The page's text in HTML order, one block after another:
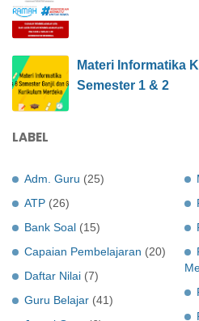
Materi Informatika
Semester 1 & 2
LABEL
Adm. Guru (25)
ATP (26)
Bank Soal (15)
Capaian Pembelajaran (20)
Daftar Nilai (7)
Guru Belajar (41)